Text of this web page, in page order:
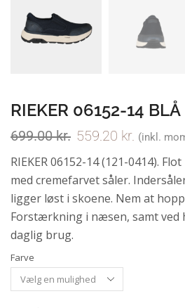
RIEKER 06152-14 BLÅ
699.00kr. 559.20 kr. (inkl.
RIEKER 06152-14 (121-0414).
med cremefarvet såler.
ligger løst i skoene. Nem at
Forstærkning i næsen, samt ved
daglig brug.
Farve